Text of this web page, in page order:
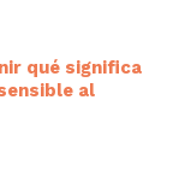
qué significa
al